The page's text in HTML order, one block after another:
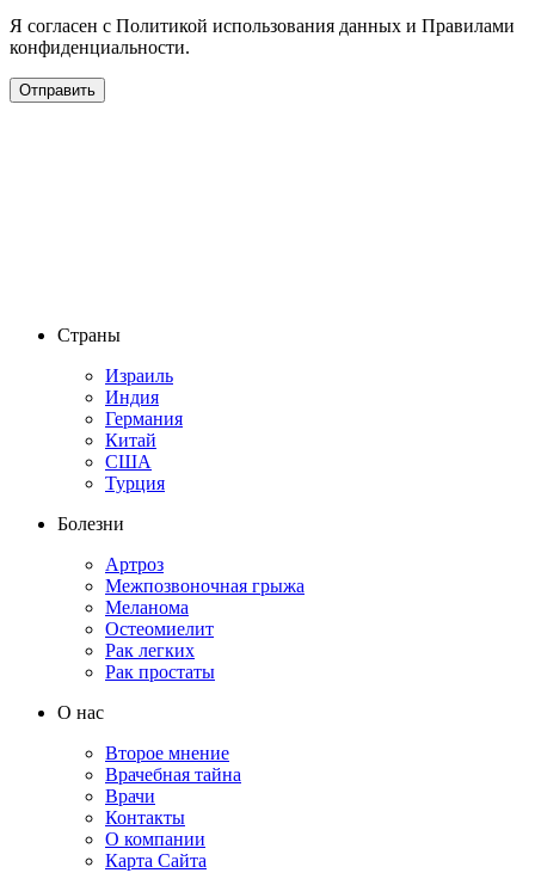
Я согласен с Политикой использования данных и Правилами
конфиденциальности.
Страны
Израиль
Индия
Германия
Китай
США
Турция
Болезни
Артроз
Межпозвоночная грыжа
Меланома
Остеомиелит
Рак легких
Рак простаты
О нас
Второе мнение
Врачебная тайна
Врачи
Контакты
О компании
Карта Сайта